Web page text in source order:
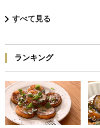
すべて見る
ランキング